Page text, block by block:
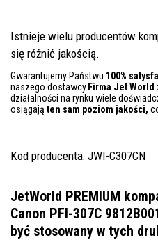
Istnieje wielu producentów
się różnić jakością.
Gwarantujemy Państwu 100%
naszego dostawcy. Firma Jet World
działalności na rynku wiele
osiągają ten sam poziom jakości,
Kod producenta: JWI-C307CN
JetWorld PREMIUM
Canon PFI-307C
być stosowany w tych